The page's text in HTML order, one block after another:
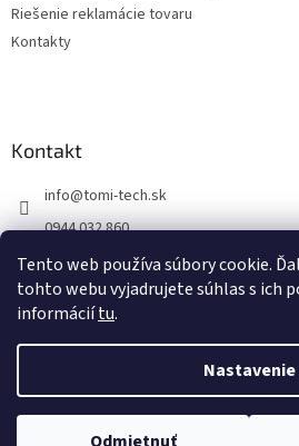
Tento web používa súbory cookie.
tohto webu vyjadrujete súhlas s ich
informáciítu.
Nastavenie
Riešenie reklamácie tovaru
Kontakty
Kontakt
info@tomi-tech.sk
0944 032 860
https://www.facebook.com/
tomi__tech/
Vytvoril